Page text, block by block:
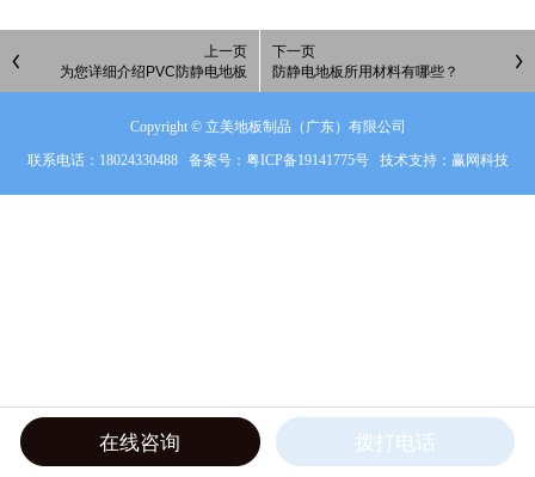
上一页
为您详细介绍PVC防静电地板
下一页
防静电地板所用材料有哪些？
Copyright © 立美地板制品（广东）有限公司
联系电话：18024330488 备案号： 粤ICP备19141775号 技术支持：赢网科技
电话 产品 地图 留言
在线咨询 拨打电话